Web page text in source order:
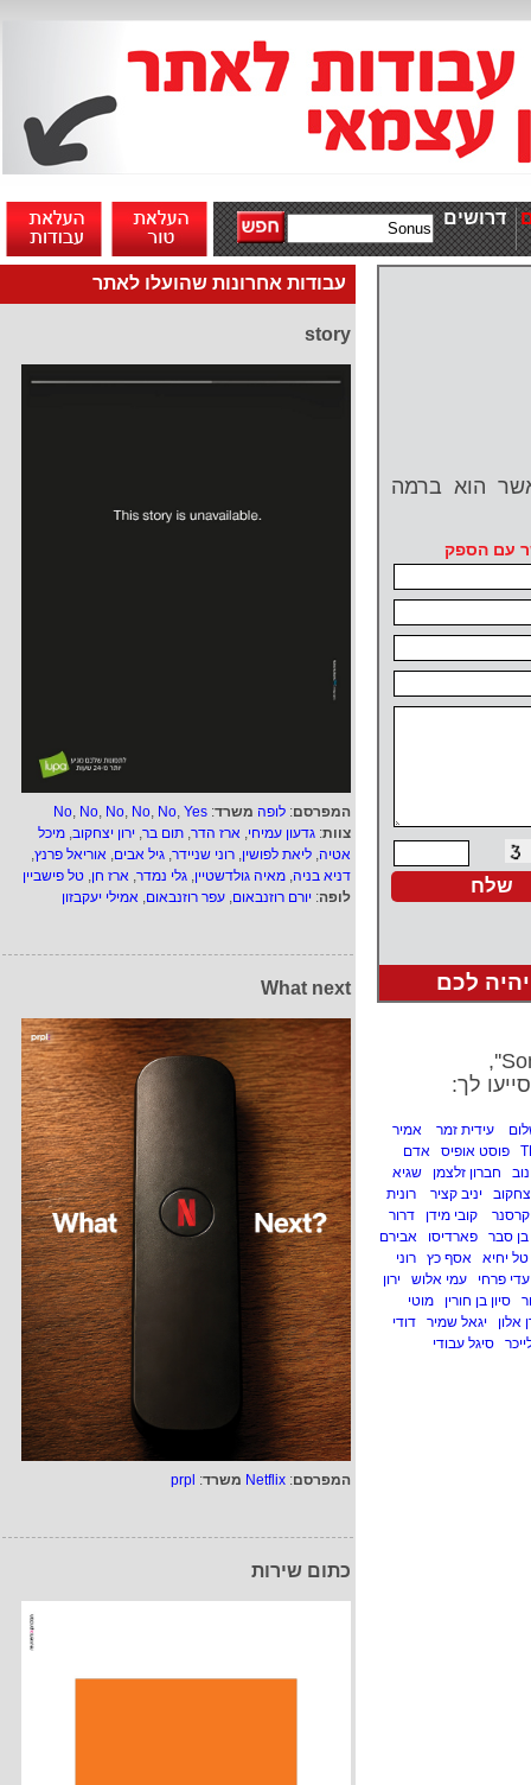
דרושים
עבודות אחרונות שהועלו לאתר
story
המפרסם: לופה משרד:
No, No, No, No, No, Yes
צוות: גדעון עמיחי, ארז הדר, תום בר, ירון יצחקוב, מיכל
אטיה, ליאת לפושין, רוני שניידר, גיל אבים, אוריאל פרנץ,
דניא בניה, מאיה גולדשטיין, גלי נמדר, ארז חן, טל פישביין
לופה: יורם רוזנבאום, עפר רוזנבאום, אמילי יעקבזון
What next
המפרסם:
Netflix משרד:
prpl
כתום שירות
הוא ברמה
עם הספק
לכם
לך:
עידית זמר
אמיר
פוסט אופיס
אדם
חברון זלצמן
שגיא
יניב קציר
רונית
קרסנר
קובי מידן
דרור
בן סבר
פארדיסו
אבירם
טל יחיא
אסף כץ
רוני
עדי פרחי
עמי אלוש
ירון
סיון בן חורין
מוטי
אלון
יגאל שמיר
דודי
סיגל עבודי